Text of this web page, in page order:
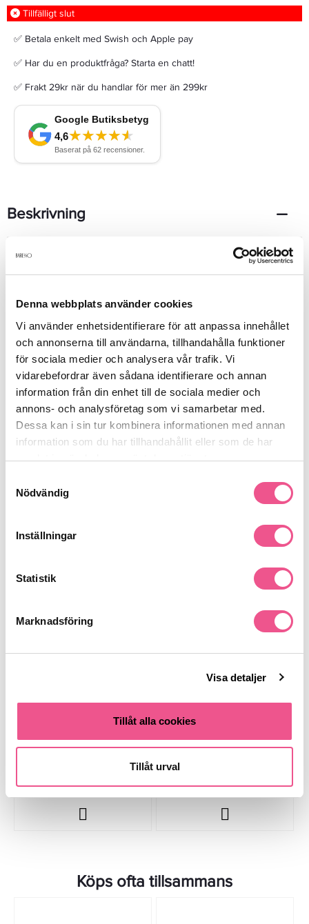
Denna webbplats använder cookies
Vi använder enhetsidentifierare för att anpassa innehållet
och annonserna till användarna, tillhandahålla funktioner
för sociala medier och analysera vår trafik. Vi
vidarebefordrar även sådana identifierare och annan
information från din enhet till de sociala medier och
annons- och analysföretag som vi samarbetar med.
Dessa kan i sin tur kombinera informationen med annan
information som du har tillhandahållit eller som de har
samlat in när du har använt deras tjänster.
Nödvändig
Inställningar
Statistik
Marknadsföring
Visa detaljer
Tillåt alla cookies
Tillåt urval
Tillfälligt slut
✅ Betala enkelt med Swish och Apple pay
✅ Har du en produktfråga? Starta en chatt!
✅ Frakt 29kr när du handlar för mer än 299kr
Beskrivning
A heavenly scent of warm baked coconut infused with hints of
vanilla pod. For a subtle touch of fragrance, simply light these
Produktdetaljer
Recensioner
Finns i:
Amber & Rose X 8
89 kr
Pack
99 kr 49,50 kr
Köps ofta tillsammans